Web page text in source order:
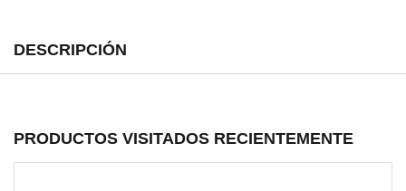
DESCRIPCIÓN
PRODUCTOS VISITADOS RECIENTEMENTE